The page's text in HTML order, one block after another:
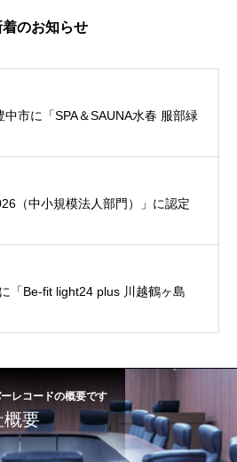
着のお知らせ
市に「SPA＆SAUNA水春 服部緑
（中小規模法人部門）」に認定
「Be-fit light24 plus 川越鶴ヶ島
レコードの概要です
概要